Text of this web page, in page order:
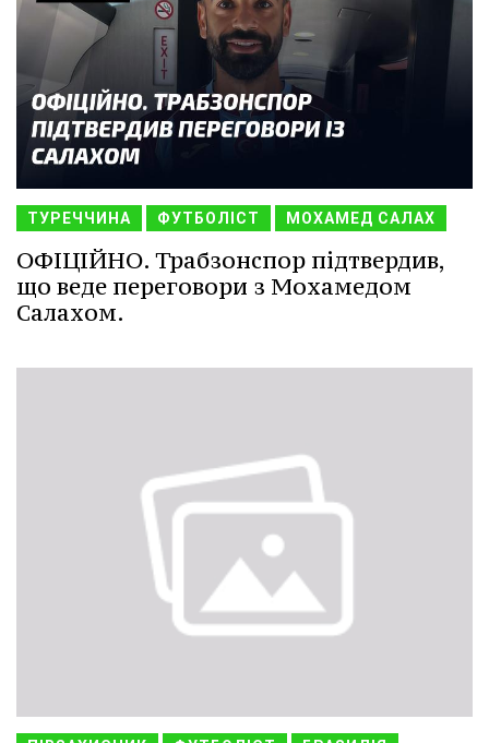
ТУРЕЧЧИНА ФУТБОЛІСТ МОХАМЕД САЛАХ
ОФІЦІЙНО. Трабзонспор підтвердив,
що веде переговори з Мохамедом
Салахом.